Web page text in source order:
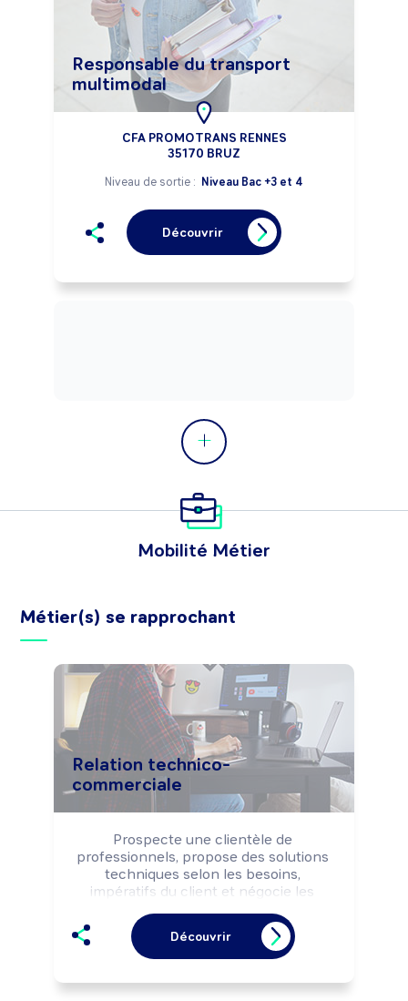
Responsable du transport
multimodal
CFA PROMOTRANS RENNES
35170 BRUZ
Niveau de sortie : Niveau Bac +3 et 4
Découvrir
Mobilité Métier
Métier(s) se rapprochant
Relation technico-
commerciale
Prospecte une clientèle de
professionnels, propose des solutions
techniques selon les besoins,
impératifs du client et négocie les
Peut coordonner une équipe
commerciale et animer un réseau de
commerciaux.
Découvrir